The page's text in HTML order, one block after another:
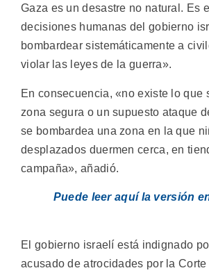
Gaza es un desastre no natural. Es
decisiones humanas del gobierno
bombardear sistemáticamente a
violar las leyes de la guerra».
En consecuencia, «no existe lo que
zona segura o un supuesto ataque
se bombardea una zona en la que
desplazados duermen cerca, en
campaña», añadió.
Puede leer aquí la versión
El gobierno israelí está indignado
acusado de atrocidades por la Corte